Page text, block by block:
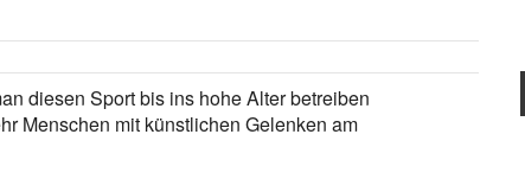
diesen Sport bis ins hohe Alter betreiben
Menschen mit künstlichen Gelenken am